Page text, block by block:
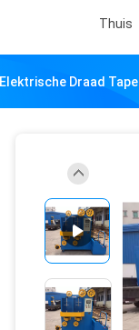
Thuis
Elektrische Draad